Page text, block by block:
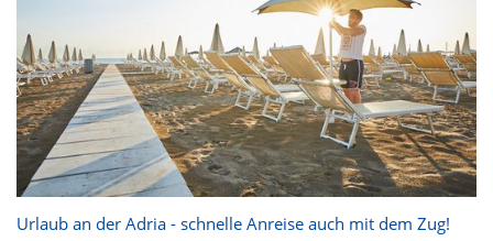
Urlaub an der Adria - schnelle Anreise auch mit dem Zug!